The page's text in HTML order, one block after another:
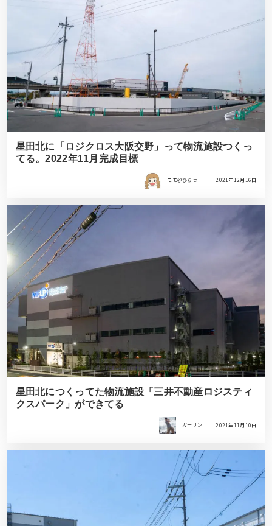
星田北に「ロジクロス大阪交野」って物流施設つくっ
てる。2022年11月完成目標
モモ＠ひらつー 2021年12月16日
星田北につくってた物流施設「三井不動産ロジスティ
クスパーク」ができてる
ガーサン 2021年11月10日